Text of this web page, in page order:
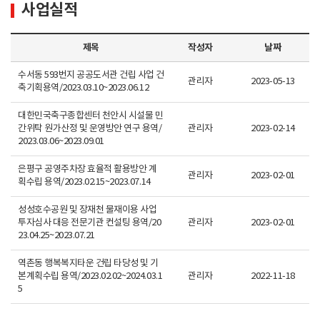
사업실적
제목 작성자 날짜
수서동 593번지 공공도서관 건립 사업 건
축기획용역/2023.03.10~2023.06.12
관리자 2023-05-13
대한민국축구종합센터 천안시 시설물 민
간위탁 원가산정 및 운영방안 연구 용역/
2023.03.06~2023.09.01
관리자 2023-02-14
은평구 공영주차장 효율적 활용방안 계
획수립 용역/2023.02.15~2023.07.14
관리자 2023-02-01
성성호수공원 및 장재천 물재이용 사업
투자심사 대응 전문기관 컨설팅 용역/20
23.04.25~2023.07.21
관리자 2023-02-01
역촌동 행복복지타운 건립 타당성 및 기
본계획수립 용역/2023.02.02~2024.03.1
5
관리자 2022-11-18